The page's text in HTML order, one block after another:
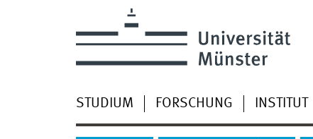
STUDIUM FORSCHUNG INSTITUT